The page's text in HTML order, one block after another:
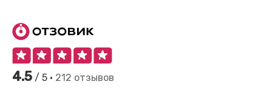
4.5 / 5 • 212 отзывов